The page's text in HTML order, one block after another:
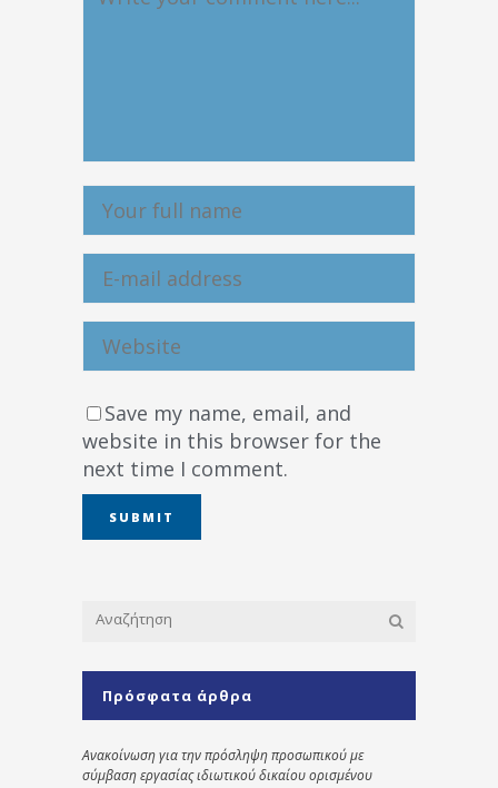
Save my name, email, and
website in this browser for the
next time I comment.
Πρόσφατα άρθρα
Ανακοίνωση για την πρόσληψη προσωπικού με
σύμβαση εργασίας ιδιωτικού δικαίου ορισμένου